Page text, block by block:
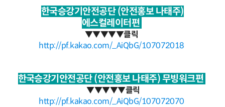
한국승강기안전공단 (안전홍보 나태주)
에스컬레이터편
▼▼▼▼▼클릭
http://pf.kakao.com/_AiQbG/107072018
한국승강기안전공단 (안전홍보 나태주) 무빙워크편
▼▼▼▼▼클릭
http://pf.kakao.com/_AiQbG/107072070